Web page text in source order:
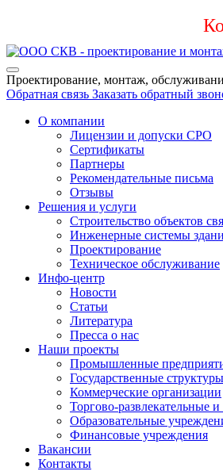
Проектирование, монтаж,
Обратная связь Заказать обратный
О компании
Лицензии и допуски СРО
Сертификаты
Партнеры
Рекомендательные письма
Отзывы
Решения и услуги
Строительство объектов
Инженерные системы
Проектирование
Техническое обслуживание
Инфо-центр
Новости
Статьи
Литература
Пресса о нас
Наши проекты
Промышленные
Государственные структуры
Коммерческие организации
Торгово-развлекательные
Образовательные
Финансовые учреждения
Вакансии
Контакты